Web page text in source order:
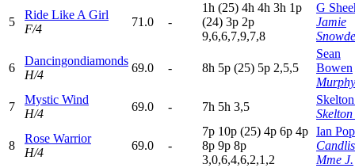
5
Ride Like A Girl
F/4
71.0 -
1h (25) 4h 4h 3h 1p
(24) 3p 2p
9,6,6,7,9,7,8
G
Jamie
6
Dancingondiamonds
H/4
69.0 - 8h 5p (25) 5p 2,5,5
Sean
Bowen
7
Mystic Wind
H/4
69.0 - 7h 5h 3,5
8
Rose Warrior
H/4
69.0 -
7p 10p (25) 4p 6p 4p
8p 9p 8p
3,0,6,4,6,2,1,2
Ian
Mme J.